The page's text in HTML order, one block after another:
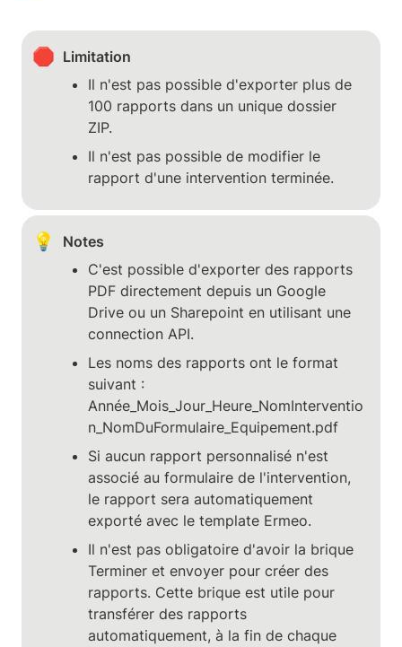
🛑 Limitation
Il n'est pas possible d'exporter plus de
100 rapports dans un unique dossier
ZIP.
Il n'est pas possible de modifier le
rapport d'une intervention terminée.
💡
Notes
C'est possible d'exporter des rapports
PDF directement depuis un Google
Drive ou un Sharepoint en utilisant une
connection API.
Les noms des rapports ont le format
suivant :
Année_Mois_Jour_Heure_NomInterventio
n_NomDuFormulaire_Equipement.pdf
Si aucun rapport personnalisé n'est
associé au formulaire de l'intervention,
le rapport sera automatiquement
exporté avec le template Ermeo.
Il n'est pas obligatoire d'avoir la brique
Terminer et envoyer pour créer des
rapports. Cette brique est utile pour
transférer des rapports
automatiquement, à la fin de chaque